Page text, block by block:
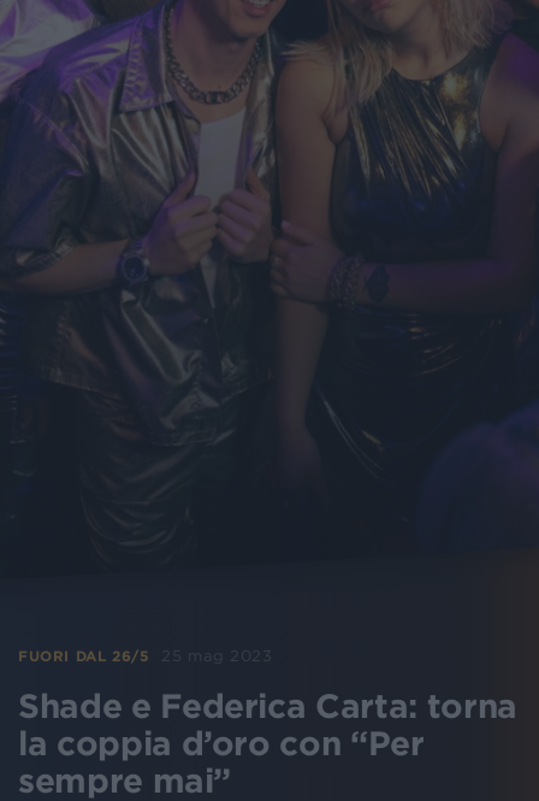
FUORI DAL 26/5 25 mag 2023
Shade e Federica Carta: torna
la coppia d’oro con “Per
sempre mai”